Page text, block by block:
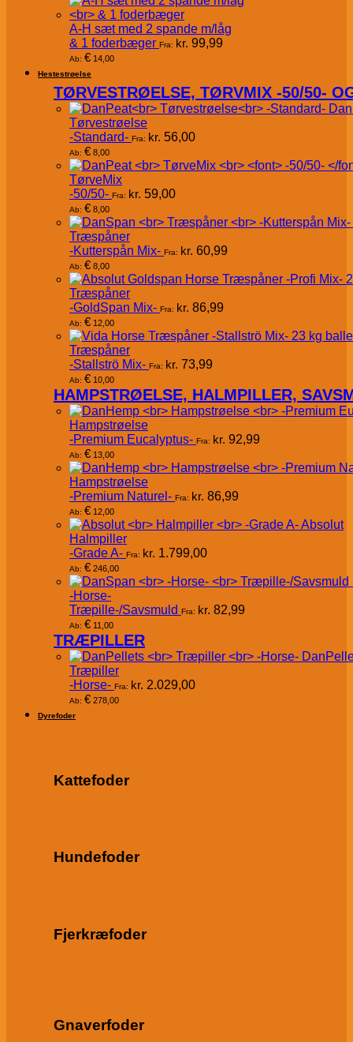
A-H sæt med 2 spande m/låg
& 1 foderbæger Fra: kr. 99,99
Ab: € 14,00
Hestestrøelse
TØRVESTRØELSE, TØRVMIX -50/50-
Tørvestrøelse
-Standard- Fra: kr. 56,00
Ab: € 8,00
TørveMix
-50/50- Fra: kr. 59,00
Ab: € 8,00
Træspåner
-Kutterspån Mix- Fra: kr. 60,99
Ab: € 8,00
Træspåner
-GoldSpan Mix- Fra: kr. 86,99
Ab: € 12,00
Træspåner
-Stallströ Mix- Fra: kr. 73,99
Ab: € 10,00
HAMPSTRØELSE, HALMPILLER,
Hampstrøelse
-Premium Eucalyptus- Fra: kr. 92,99
Ab: € 13,00
Hampstrøelse
-Premium Naturel- Fra: kr. 86,99
Ab: € 12,00
Absolut
Halmpiller
-Grade A- Fra: kr. 1.799,00
Ab: € 246,00
-Horse-
Træpille-/Savsmuld Fra: kr. 82,99
Ab: € 11,00
TRÆPILLER
Træpiller
-Horse- Fra: kr. 2.029,00
Ab: € 278,00
Dyrefoder
Kattefoder
Hundefoder
Fjerkræfoder
Gnaverfoder